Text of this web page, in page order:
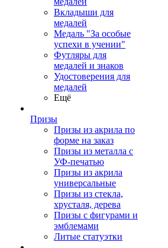
Вкладыши для
медалей
Медаль "За особые
успехи в учении"
Футляры для
медалей и знаков
Удостоверения для
медалей
Ещё
Призы
Призы из акрила по
форме на заказ
Призы из металла с
УФ-печатью
Призы из акрила
универсальные
Призы из стекла,
хрусталя, дерева
Призы с фигурами и
эмблемами
Литые статуэтки